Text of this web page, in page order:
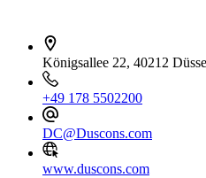
Königsallee 22, 40212
+49 178 5502200
DC@Duscons.com
www.duscons.com